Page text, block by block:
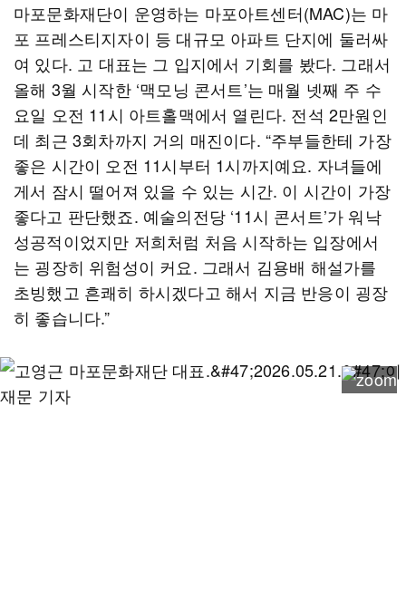
마포문화재단이 운영하는 마포아트센터(MAC)는 마
포 프레스티지자이 등 대규모 아파트 단지에 둘러싸
여 있다. 고 대표는 그 입지에서 기회를 봤다. 그래서
올해 3월 시작한 ‘맥모닝 콘서트’는 매월 넷째 주 수
요일 오전 11시 아트홀맥에서 열린다. 전석 2만원인
데 최근 3회차까지 거의 매진이다. “주부들한테 가장
좋은 시간이 오전 11시부터 1시까지예요. 자녀들에
게서 잠시 떨어져 있을 수 있는 시간. 이 시간이 가장
좋다고 판단했죠. 예술의전당 ‘11시 콘서트’가 워낙
성공적이었지만 저희처럼 처음 시작하는 입장에서
는 굉장히 위험성이 커요. 그래서 김용배 해설가를
초빙했고 흔쾌히 하시겠다고 해서 지금 반응이 굉장
히 좋습니다.”